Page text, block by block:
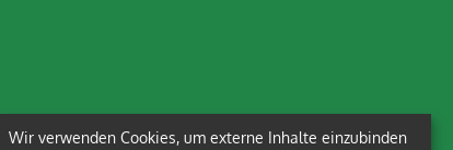
Wir verwenden Cookies, um externe Inhalte einzubinden